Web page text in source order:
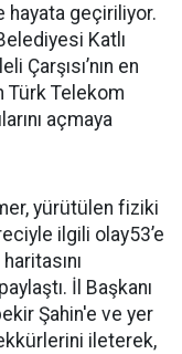
hayata geçiriliyor.
Katlı
Çarşısı’nın en
Türk Telekom
açmaya
yürütülen fiziki
ilgili olay53’e
İl Başkanı
Şahin'e ve yer
ileterek,